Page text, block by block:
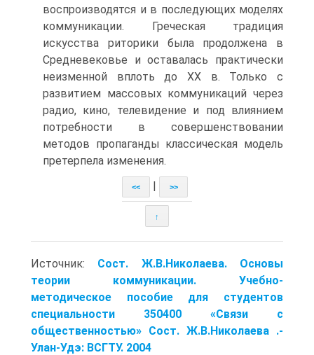
воспроизводятся и в последующих моделях
коммуникации. Греческая традиция
искусства риторики была продолжена в
Средневековье и оставалась практически
неизменной вплоть до XX в. Только с
развитием массовых коммуникаций через
радио, кино, телевидение и под влиянием
потребности в совершенствовании
методов пропаганды классическая модель
претерпела изменения.
<< >>
↑
Источник: Сост. Ж.В.Николаева. Основы
теории коммуникации. Учебно-
методическое пособие для студентов
специальности 350400 «Связи с
общественностью» Сост. Ж.В.Николаева .-
Улан-Удэ: ВСГТУ. 2004